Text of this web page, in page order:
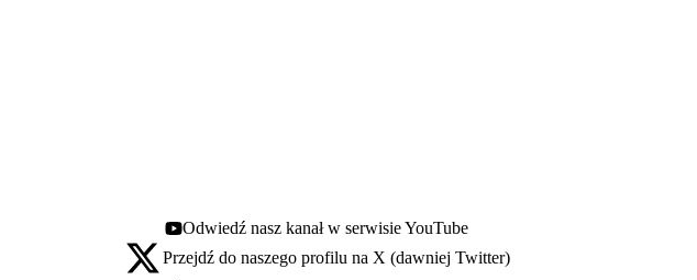
Youtube - otwiera się w nowej karcie
Odwiedź nasz kanał w serwisie YouTube
X - otwiera się w nowej karcie
Przejdź do naszego profilu na X (dawniej Twitter)